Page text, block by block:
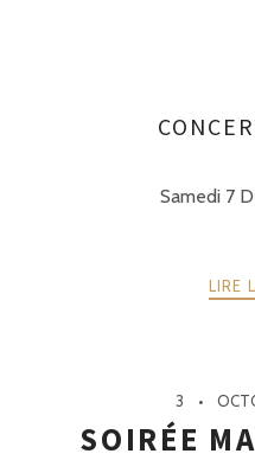
Samedi 7
LIRE
3
SOIRÉE